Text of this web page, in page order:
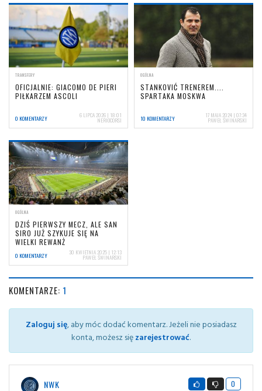
TRANSFERY
OFICJALNIE: GIACOMO DE PIERI
PIŁKARZEM ASCOLI
0 KOMENTARZY 6 LIPCA 2026 | 18:01
NERIOCORSI
OGÓLNA
STANKOVIĆ TRENEREM....
SPARTAKA MOSKWA
10 KOMENTARZY 17 MAJA 2024 | 07:34
PAWEŁ ŚWINARSKI
OGÓLNA
DZIŚ PIERWSZY MECZ, ALE SAN
SIRO JUŻ SZYKUJE SIĘ NA
WIELKI REWANŻ
0 KOMENTARZY 30 KWIETNIA 2025 | 12:13
PAWEŁ ŚWINARSKI
KOMENTARZE: 1
Zaloguj się, aby móc dodać komentarz. Jeżeli nie posiadasz
konta, możesz sięzarejestrować.
NWK
0